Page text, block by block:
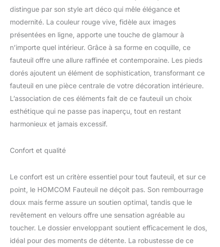
velours. Le dossier offre
un soutien optimal à
votre corps pour chaque
moment de détente
Solide : le fauteuil en
velours est fabriqué avec
des pieds en acier qui
assurent la stabilité, et le
design légèrement incliné
garantit un équilibre
optimal. Les pieds
maintenir le fauteuil
fauteuil pour le salon,
fauteuil de chambre à
coucher ou assise pour
salles d'attente
Dimensions : dimensions
générales : 63 x 65 x 84
cm. Dimensions de
distingue par son style art déco qui mêle élégance et
modernité. La couleur rouge vive, fidèle aux images
présentées en ligne, apporte une touche de glamour à
n’importe quel intérieur. Grâce à sa forme en coquille, ce
fauteuil offre une allure raffinée et contemporaine. Les pieds
dorés ajoutent un élément de sophistication, transformant ce
fauteuil en une pièce centrale de votre décoration intérieure.
L’association de ces éléments fait de ce fauteuil un choix
esthétique qui ne passe pas inaperçu, tout en restant
harmonieux et jamais excessif.
Confort et qualité
Le confort est un critère essentiel pour tout fauteuil, et sur ce
point, le HOMCOM Fauteuil ne déçoit pas. Son rembourrage
doux mais ferme assure un soutien optimal, tandis que le
revêtement en velours offre une sensation agréable au
toucher. Le dossier enveloppant soutient efficacement le dos,
idéal pour des moments de détente. La robustesse de ce